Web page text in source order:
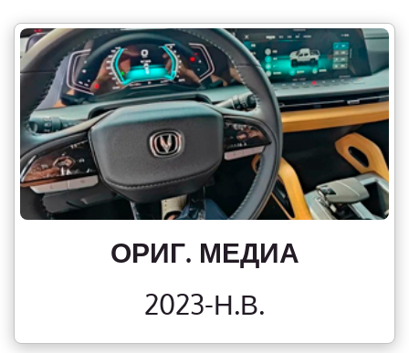
ОРИГ. МЕДИА
2023-Н.В.